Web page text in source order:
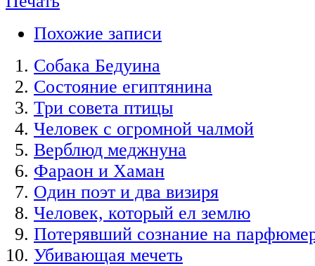
Похожие записи
Собака Бедуина
Состояние египтянина
Три совета птицы
Человек с огромной чалмой
Верблюд меджнуна
Фараон и Хаман
Один поэт и два визиря
Человек, который ел землю
Потерявший сознание на
Убивающая мечеть